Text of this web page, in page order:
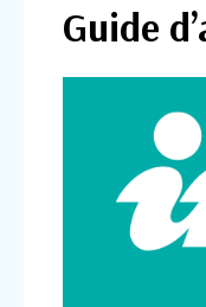
Guide